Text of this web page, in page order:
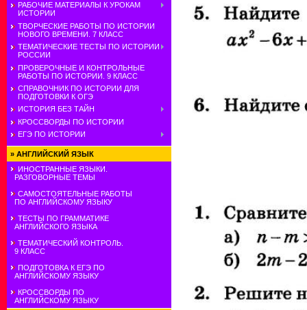
РАБОЧИЕ МАТЕРИАЛЫ К УРОКАМ
ИСТОРИИ
ТВОРЧЕСКИЕ РАБОТЫ ПО ИСТОРИИ
НОВОГО ВРЕМЕНИ. 7 КЛАСС
ТЕМАТИЧЕСКИЕ ТЕСТЫ ПО ИСТОРИИ
РОССИИ
ПРОВЕРОЧНЫЕ И КОНТРОЛЬНЫЕ
РАБОТЫ ПО ИСТОРИИ. 9 КЛАСС
СПРАВОЧНИК ПО ИСТОРИИ ДЛЯ
ПОДГОТОВКИ К ОГЭ
ИСТОРИЯ БЕЗ ТАЙН
КРОССВОРДЫ ПО ИСТОРИИ
ЕГЭ ПО ИСТОРИИ
» АНГЛИЙСКИЙ ЯЗЫК
ИНОСТРАННЫЕ ЯЗЫКИ.
РАЗГОВОРНЫЕ ТЕМЫ
САМОСТОЯТЕЛЬНЫЕ РАБОТЫ
ПО АНГЛИЙСКОМУ ЯЗЫКУ
ТЕСТЫ ПО ГРАММАТИКЕ
АНГЛИЙСКОГО ЯЗЫКА
ТЕМАТИЧЕСКИЙ КОНТРОЛЬ.
9 КЛАСС
ПОДГОТОВКА К ЕГЭ ПО
АНГЛИЙСКОМУ ЯЗЫКУ
КРОССВОРДЫ ПО
АНГЛИЙСКОМУ ЯЗЫКУ